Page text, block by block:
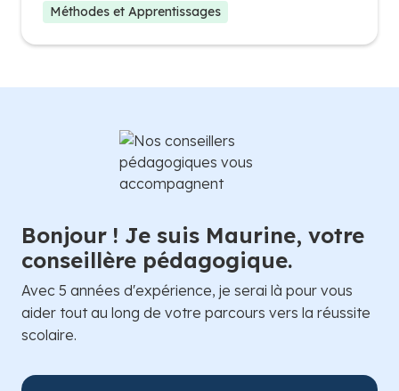
Méthodes et Apprentissages
Bonjour ! Je suis Maurine, votre
conseillère pédagogique.
Avec 5 années d'expérience, je serai là pour vous
aider tout au long de votre parcours vers la réussite
scolaire.